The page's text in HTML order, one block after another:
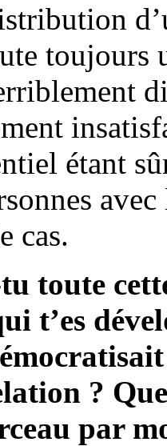
toujours
étant
cas.
toute
t’es
?
par